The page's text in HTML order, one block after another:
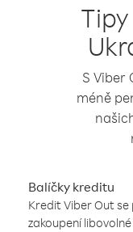
S Viber
méně
Balíčky kreditu
Kredit Viber Out
zakoupení